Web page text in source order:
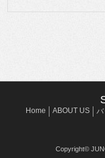
Home ABOUT US バ
Copyright©